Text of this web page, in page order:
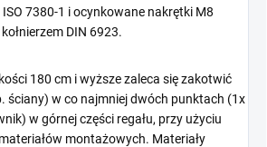
7380-1 i ocynkowane nakrętki M8
DIN 6923.
180 cm i wyższe zaleca się zakotwić
ściany) w co najmniej dwóch punktach (1x
w górnej części regału, przy użyciu
montażowych. Materiały